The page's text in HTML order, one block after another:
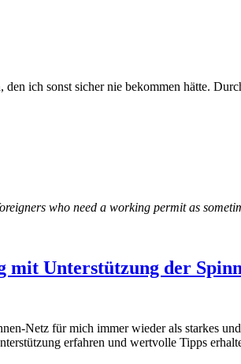
ich sonst sicher nie bekommen hätte.
who need a working permit as
Unterstützung der
Netz für mich immer wieder als starkes
erfahren und wertvolle Tipps